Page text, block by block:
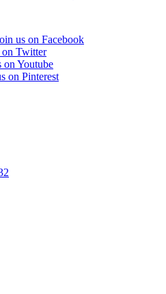
us on Facebook
on Twitter
on Youtube
on Pinterest